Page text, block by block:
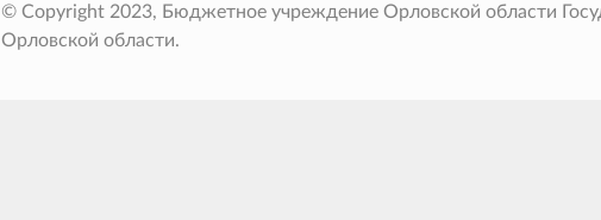
© Copyright 2023, Бюджетное учреждение Орловской области
Орловской области.